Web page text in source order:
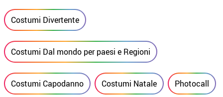
Costumi Divertente
Costumi Dal mondo per paesi e Regioni
Costumi Capodanno Costumi Natale Photocall